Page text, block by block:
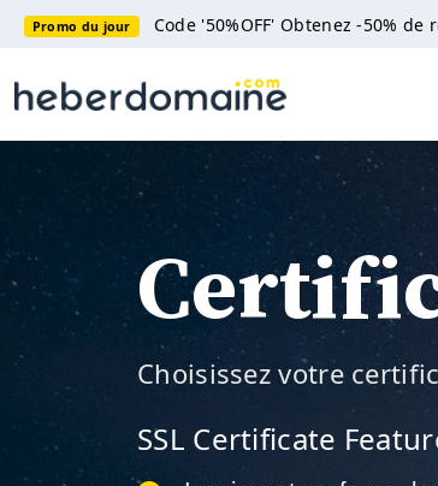
Promo du jour Code '50%OFF' Obtenez -50% de
Choisissez votre
SSL Certificate